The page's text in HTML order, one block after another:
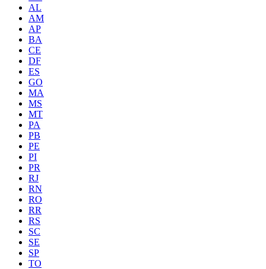
AL
AM
AP
BA
CE
DF
ES
GO
MA
MS
MT
PA
PB
PE
PI
PR
RJ
RN
RO
RR
RS
SC
SE
SP
TO